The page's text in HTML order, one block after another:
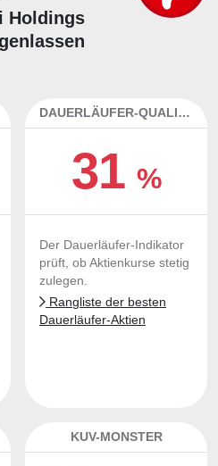
Holdings
DAUERLÄUFER-QUALITÄTEN
31%
Der Dauerläufer-Indikator
prüft, ob Aktienkurse stetig
zulegen.
Rangliste der besten
Dauerläufer-Aktien
KUV-MONSTER